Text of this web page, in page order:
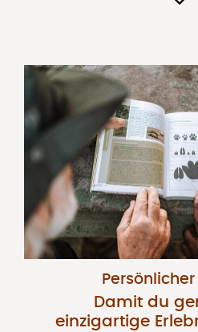
Damit du
einzigartige